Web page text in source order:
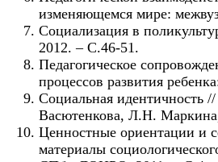
изменяющемся мире:
Социализация в
2012. – С.46-51.
Педагогическое
процессов развития
Социальная идентичность
Васютенкова, Л.Н.
Ценностные ориентации и
материалы